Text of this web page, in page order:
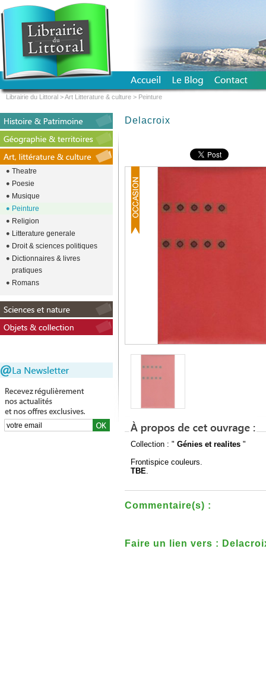
Delacroix
Collection : " Génies et realites "
Frontispice couleurs.
TBE.
Commentaire(s) :
Faire un lien vers :
Theatre
Poesie
Musique
Peinture
Religion
Litterature generale
Droit & sciences politiques
Dictionnaires & livres
pratiques
Romans
Librairie du Littoral >Art Litterature & culture > Peinture